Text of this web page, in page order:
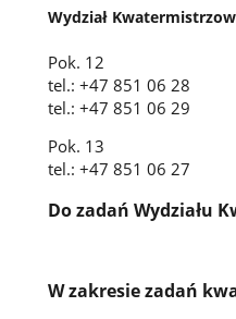
Wydział
Pok. 12
tel.: +47 851 06 28
tel.: +47 851 06 29
Pok. 13
tel.: +47 851 06 27
Do zadań Wydziału
W zakresie zadań